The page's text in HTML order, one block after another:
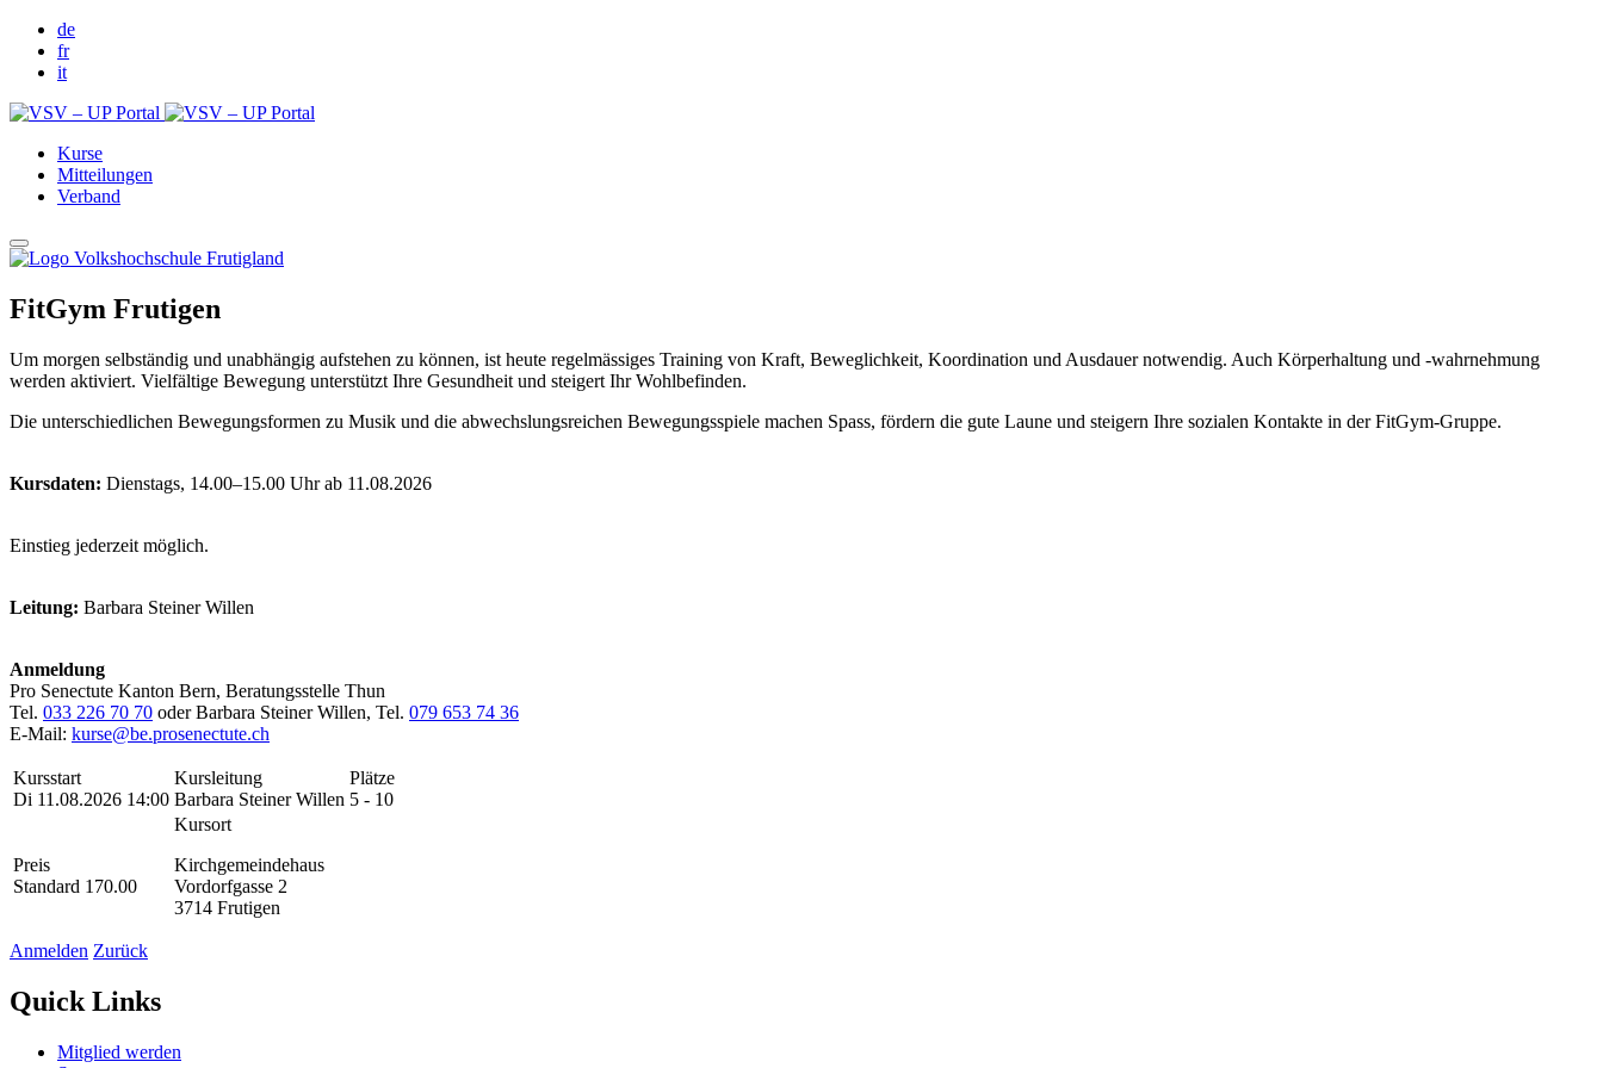
de
fr
it
Kurse
Mitteilungen
Verband
FitGym Frutigen
Um morgen selbständig und unabhängig aufstehen zu können, ist heute regelmässiges Training von Kraft, Beweglichkeit, Koordination und Ausdauer notwendig. Auch Körperhaltung und -wahrnehmung
werden aktiviert. Vielfältige Bewegung unterstützt Ihre Gesundheit und steigert Ihr Wohlbefinden.
Die unterschiedlichen Bewegungsformen zu Musik und die abwechslungsreichen Bewegungsspiele machen Spass, fördern die gute Laune und steigern Ihre sozialen Kontakte in der FitGym-Gruppe.
Kursdaten: Dienstags, 14.00–15.00 Uhr ab 11.08.2026
Einstieg jederzeit möglich.
Leitung: Barbara Steiner Willen
Anmeldung
Pro Senectute Kanton Bern, Beratungsstelle Thun
Tel. 033 226 70 70 oder Barbara Steiner Willen, Tel. 079 653 74 36
E-Mail: kurse@be.prosenectute.ch
Kursstart
Di 11.08.2026 14:00
Kursleitung
Barbara Steiner Willen
Plätze
5 - 10
Preis
Standard 170.00
Kursort
Kirchgemeindehaus
Vordorfgasse 2
3714 Frutigen
Anmelden Zurück
Quick Links
Mitglied werden